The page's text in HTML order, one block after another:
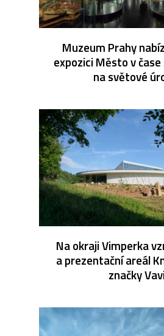
Muzeum Prahy
expozici Město v
na světové
Na okraji Vimperka
a prezentační areál
značky